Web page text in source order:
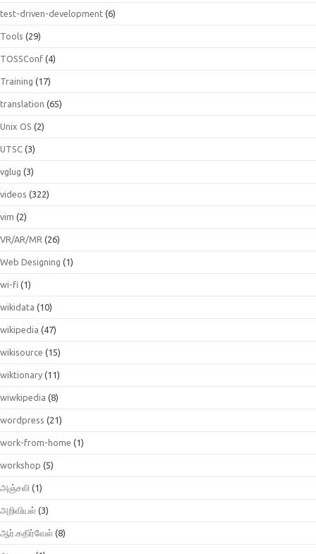
test-driven-development (6)
Tools (29)
TOSSConf (4)
Training (17)
translation (65)
Unix OS (2)
UTSC (3)
vglug (3)
videos (322)
vim (2)
VR/AR/MR (26)
Web Designing (1)
wi-fi (1)
wikidata (10)
wikipedia (47)
wikisource (15)
wiktionary (11)
wiwkipedia (8)
wordpress (21)
work-from-home (1)
workshop (5)
அஞ்சலி (1)
அறிவியல் (3)
ஆர்.கதிர்வேல் (8)